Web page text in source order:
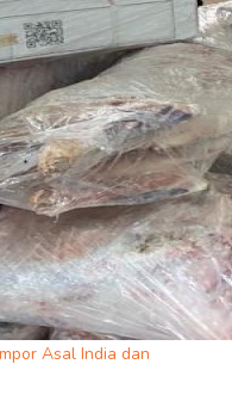
Asal India dan